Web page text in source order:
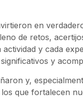
en
de retos,
y cada
y
y,
que fortalecen